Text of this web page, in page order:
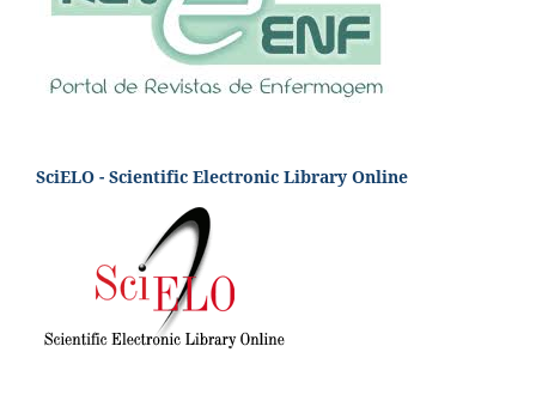
SciELO - Scientific Electronic Library Online